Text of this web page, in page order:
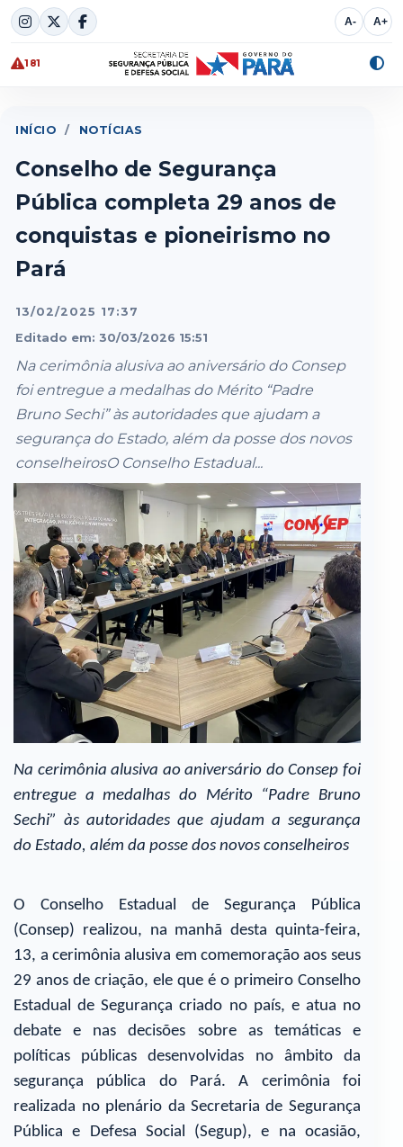
Skip
to
content
A- A+
181
INÍCIO / NOTÍCIAS
Conselho de Segurança
Pública completa 29 anos de
conquistas e pioneirismo no
Pará
13/02/2025 17:37
Editado em: 30/03/2026 15:51
Na cerimônia alusiva ao aniversário do Consep
foi entregue a medalhas do Mérito “Padre
Bruno Sechi” às autoridades que ajudam a
segurança do Estado, além da posse dos novos
conselheirosO Conselho Estadual...
Na cerimônia alusiva ao aniversário do Consep foi
entregue a medalhas do Mérito “Padre Bruno
Sechi” às autoridades que ajudam a segurança
do Estado, além da posse dos novos conselheiros
O Conselho Estadual de Segurança Pública
(Consep) realizou, na manhã desta quinta-feira,
13, a cerimônia alusiva em comemoração aos seus
29 anos de criação, ele que é o primeiro Conselho
Estadual de Segurança criado no país, e atua no
debate e nas decisões sobre as temáticas e
políticas públicas desenvolvidas no âmbito da
segurança pública do Pará. A cerimônia foi
realizada no plenário da Secretaria de Segurança
Pública e Defesa Social (Segup), e na ocasião,